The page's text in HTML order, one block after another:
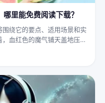
里能免费阅读下载？
绕它的要点、适用场景和实
血红色的魔气铺天盖地压向
百万仙神联军已是强弩之